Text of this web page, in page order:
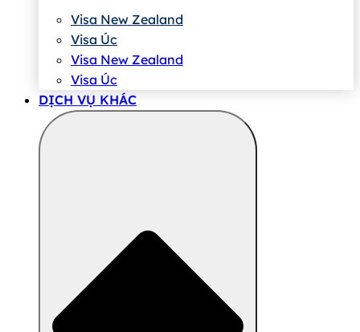
Visa New Zealand
Visa Úc
Visa New Zealand
Visa Úc
DỊCH VỤ KHÁC